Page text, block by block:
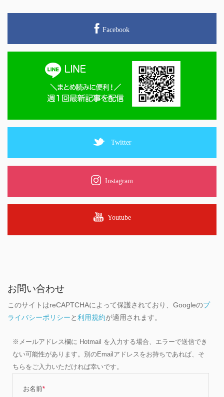
Facebook
Twitter
Instagram
Youtube
お問い合わせ
このサイトはreCAPTCHAによって保護されており、Googleのプ
ライバシーポリシーと利用規約が適用されます。
※メールアドレス欄に Hotmail を入力する場合、エラーで送信でき
ない可能性があります。別のEmailアドレスをお持ちであれば、そ
ちらをご入力いただければ幸いです。
お名前*